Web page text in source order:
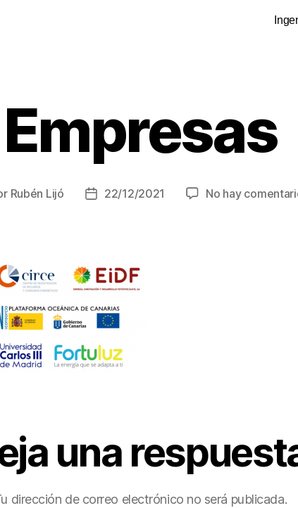
Empresas
Rubén Lijó 22/12/2021 No hay
una
dirección de correo electrónico no será publicada.